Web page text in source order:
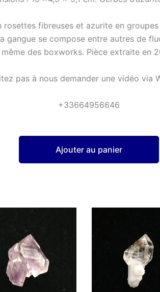
rosettes fibreuses et azurite en
gangue se compose entre autres de
même des boxworks. Pièce extraite en
pas à nous demander une vidéo via
+33664956646
Ajouter au panier